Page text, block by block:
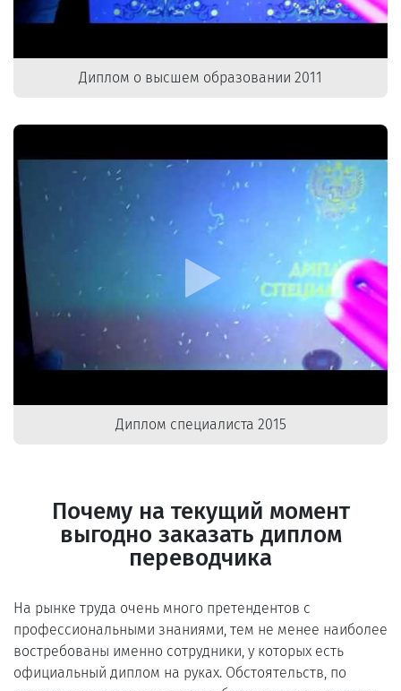
Диплом о высшем образовании 2011
Диплом специалиста 2015
Почему на текущий момент
выгодно заказать диплом
переводчика
На рынке труда очень много претендентов с
профессиональными знаниями, тем не менее наиболее
востребованы именно сотрудники, у которых есть
официальный диплом на руках. Обстоятельств, по